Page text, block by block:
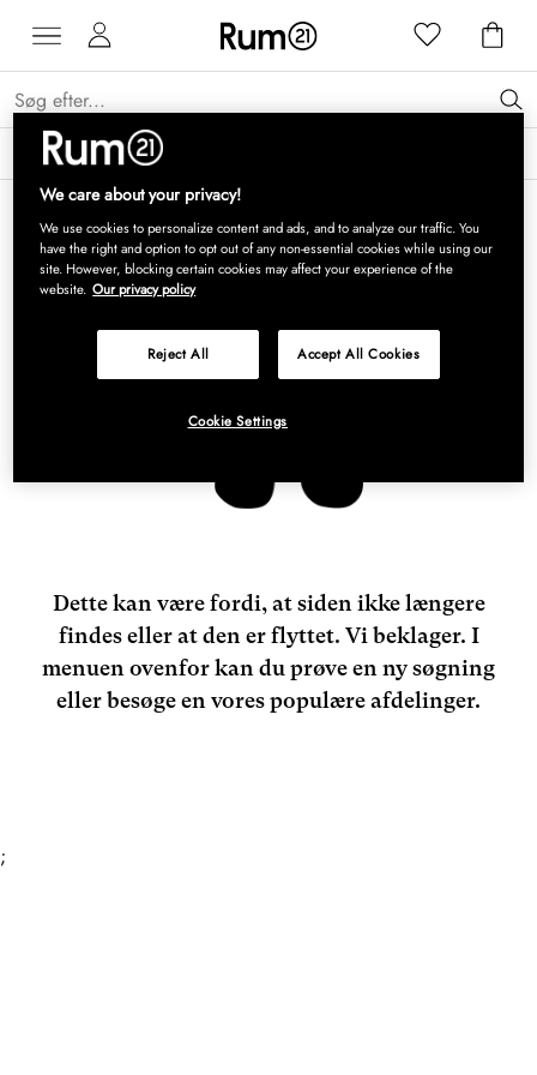
Få 15 % på Grythyttan Stålmöbler* →
Dette kan være fordi, at siden ikke længere
findes eller at den er flyttet. Vi beklager. I
menuen ovenfor kan du prøve en ny søgning
eller besøge en vores populære afdelinger.
;
We care about your privacy!
We use cookies to personalize content and ads, and to analyze our traffic. You
have the right and option to opt out of any non-essential cookies while using our
site. However, blocking certain cookies may affect your experience of the
website. Our privacy policy
Reject All Accept All Cookies
Cookie Settings